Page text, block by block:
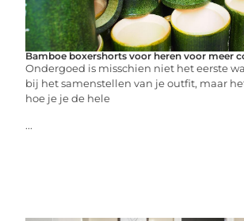
Bamboe boxershorts voor heren voor meer
Ondergoed is misschien niet het eerste
bij het samenstellen van je outfit, maar
hoe je je de hele
...